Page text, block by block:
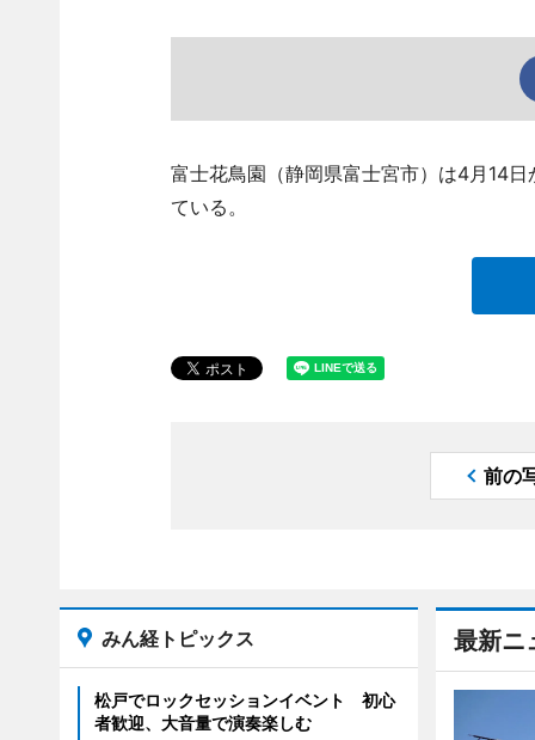
富士花鳥園（静岡県富士宮市）は4月14
ている。
前の
最新ニ
みん経トピックス
松戸でロックセッションイベント 初心
者歓迎、大音量で演奏楽しむ